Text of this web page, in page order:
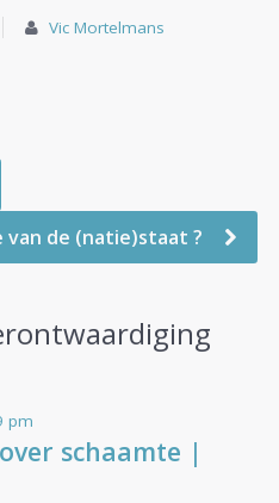
Vic Mortelmans
van de (natie)staat ?
pm
schaamte |